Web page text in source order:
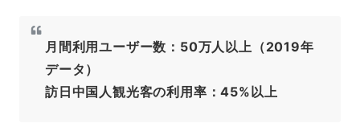
月間利用ユーザー数：50万人以上（2019年
データ）
訪日中国人観光客の利用率：45%以上